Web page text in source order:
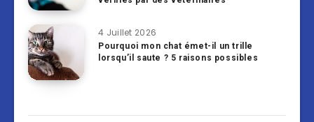
4 Juillet 2026
Pourquoi mon chat émet-il un trille
lorsqu’il saute ? 5 raisons possibles